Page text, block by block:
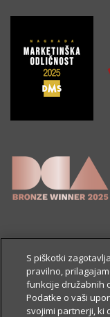
S piškotki
pravilno,
funkcije družabnih
Podatke o vaši
svojimi partnerji, ki